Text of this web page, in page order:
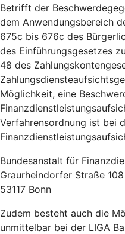
Betrifft der
dem Anwendungsbereich
675c bis 676c des
des Einführungsgesetzes
48 des
Möglichkeit, eine
Verfahrensordnung ist bei
Bundesanstalt für
Graurheindorfer Straße 108
53117 Bonn
Zudem besteht auch die
unmittelbar bei der LIGA